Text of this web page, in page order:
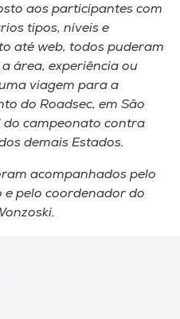
aos participantes com
tipos, níveis e
até web, todos puderam
área, experiência ou
viagem para a
do Roadsec, em São
campeonato contra
demais Estados.
acompanhados pelo
pelo coordenador do